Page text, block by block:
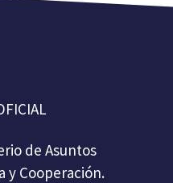
de Asuntos
y Cooperación.